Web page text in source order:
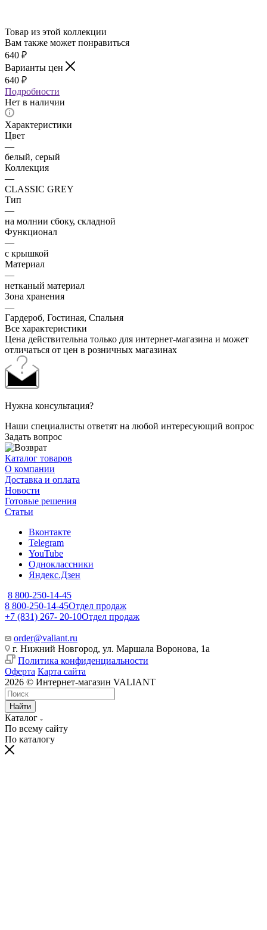
Товар из этой коллекции
Вам также может понравиться
640 ₽
Варианты цен
640 ₽
Подробности
Нет в наличии
Характеристики
Цвет
—
белый, серый
Коллекция
—
CLASSIC GREY
Тип
—
на молнии сбоку, складной
Функционал
—
с крышкой
Материал
—
нетканый материал
Зона хранения
—
Гардероб, Гостиная, Спальня
Все характеристики
Цена действительна только для интернет-магазина и может
отличаться от цен в розничных магазинах
Нужна консультация?
Наши специалисты ответят на любой интересующий вопрос
Задать вопрос
Каталог товаров
О компании
Доставка и оплата
Новости
Готовые решения
Статьи
Вконтакте
Telegram
YouTube
Одноклассники
Яндекс.Дзен
8 800-250-14-45
8 800-250-14-45Отдел продаж
+7 (831) 267- 20-10Отдел продаж
order@valiant.ru
г. Нижний Новгород, ул. Маршала Воронова, 1а
Политика конфиденциальности
Оферта Карта сайта
2026 © Интернет-магазин VALIANT
Найти
Каталог
По всему сайту
По каталогу